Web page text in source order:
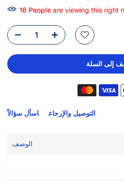
16 People are viewing this right
إلى السلة
التوصيل والإرجاع اسأل سؤالاً
الوصف